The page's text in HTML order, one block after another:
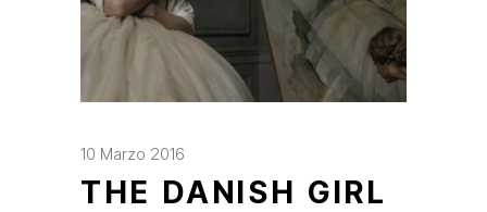
10 Marzo 2016
THE DANISH GIRL